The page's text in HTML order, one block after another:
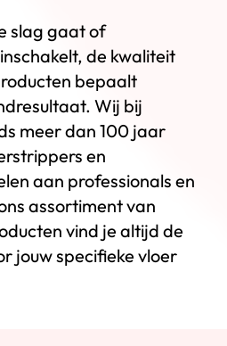
slag gaat of
de kwaliteit
bepaalt
Wij bij
meer dan 100 jaar
en
aan professionals en
assortiment van
vind je altijd de
jouw specifieke vloer